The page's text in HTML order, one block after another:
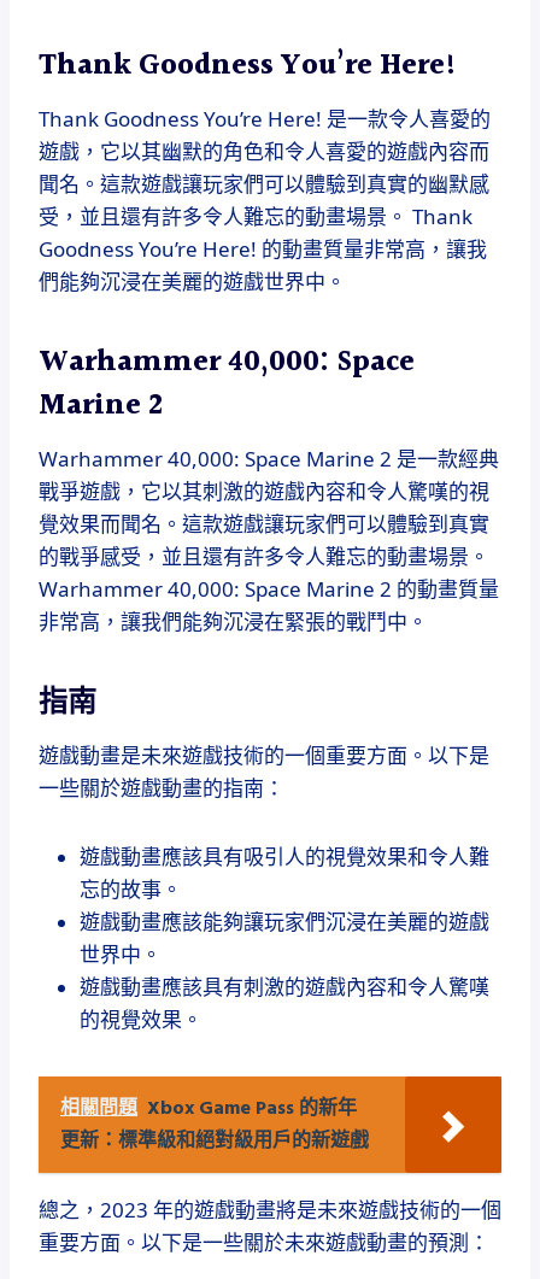
Thank Goodness You’re Here!
Thank Goodness You’re Here! 是一款令人喜愛的
遊戲，它以其幽默的角色和令人喜愛的遊戲內容而
聞名。這款遊戲讓玩家們可以體驗到真實的幽默感
受，並且還有許多令人難忘的動畫場景。 Thank
Goodness You’re Here! 的動畫質量非常高，讓我
們能夠沉浸在美麗的遊戲世界中。
Warhammer 40,000: Space
Marine 2
Warhammer 40,000: Space Marine 2 是一款經典
戰爭遊戲，它以其刺激的遊戲內容和令人驚嘆的視
覺效果而聞名。這款遊戲讓玩家們可以體驗到真實
的戰爭感受，並且還有許多令人難忘的動畫場景。
Warhammer 40,000: Space Marine 2 的動畫質量
非常高，讓我們能夠沉浸在緊張的戰鬥中。
指南
遊戲動畫是未來遊戲技術的一個重要方面。以下是
一些關於遊戲動畫的指南：
遊戲動畫應該具有吸引人的視覺效果和令人難
忘的故事。
遊戲動畫應該能夠讓玩家們沉浸在美麗的遊戲
世界中。
遊戲動畫應該具有刺激的遊戲內容和令人驚嘆
的視覺效果。
相關問題 Xbox Game Pass 的新年
更新：標準級和絕對級用戶的新遊戲
總之，2023 年的遊戲動畫將是未來遊戲技術的一個
重要方面。以下是一些關於未來遊戲動畫的預測：